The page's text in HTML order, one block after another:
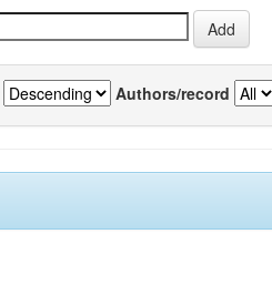
Authors/record